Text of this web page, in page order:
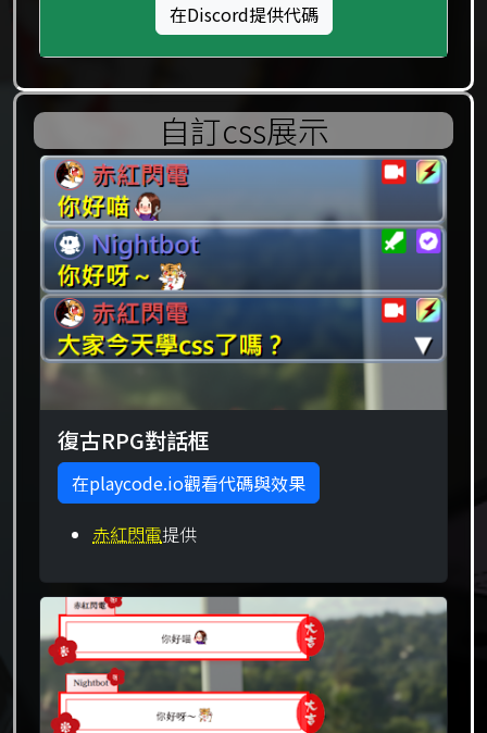
在Discord提供代碼
自訂css展示
復古RPG對話框
在playcode.io觀看代碼與效果
赤紅閃電提供